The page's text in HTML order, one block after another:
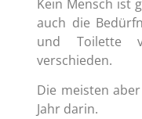
Kein Mensch ist
auch die
und Toilette
verschieden.
Die meisten
Jahr darin.